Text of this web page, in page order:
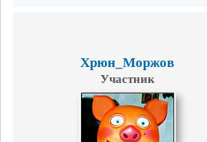
Хрюн_Моржов
Участник